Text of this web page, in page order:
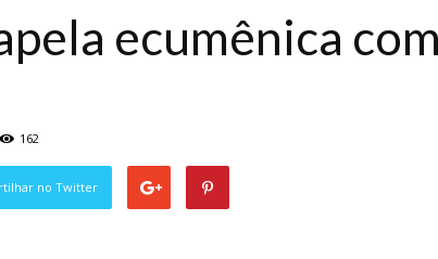
ecumênica
162
no Twitter